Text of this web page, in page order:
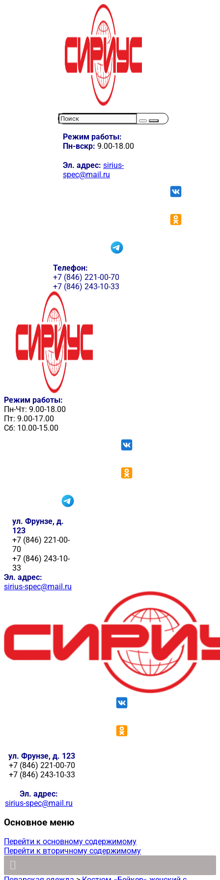
Режим работы:
Пн-вскр: 9.00-18.00
Эл. адрес: sirius-
spec@mail.ru
Телефон:
+7 (846) 221-00-70
+7 (846) 243-10-33
Режим работы:
Пн-Чт: 9.00-18.00
Пт: 9.00-17.00
Сб: 10.00-15.00
ул. Фрунзе, д.
123
+7 (846) 221-00-
70
+7 (846) 243-10-
33
Эл. адрес:
sirius-spec@mail.ru
ул. Фрунзе, д. 123
+7 (846) 221-00-70
+7 (846) 243-10-33
Эл. адрес:
sirius-spec@mail.ru
Основное меню
Перейти к основному содержимому
Перейти к вторичному содержимому